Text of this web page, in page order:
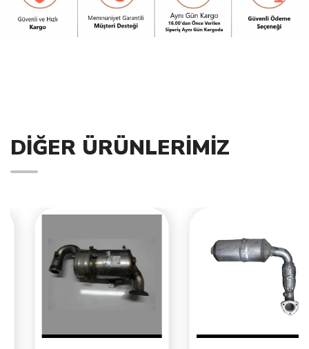
DIĞER ÜRÜNLERIMIZ